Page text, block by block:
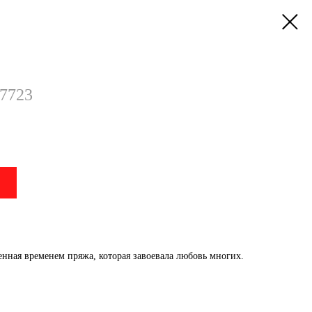
временем пряжа, которая завоевала любовь многих.